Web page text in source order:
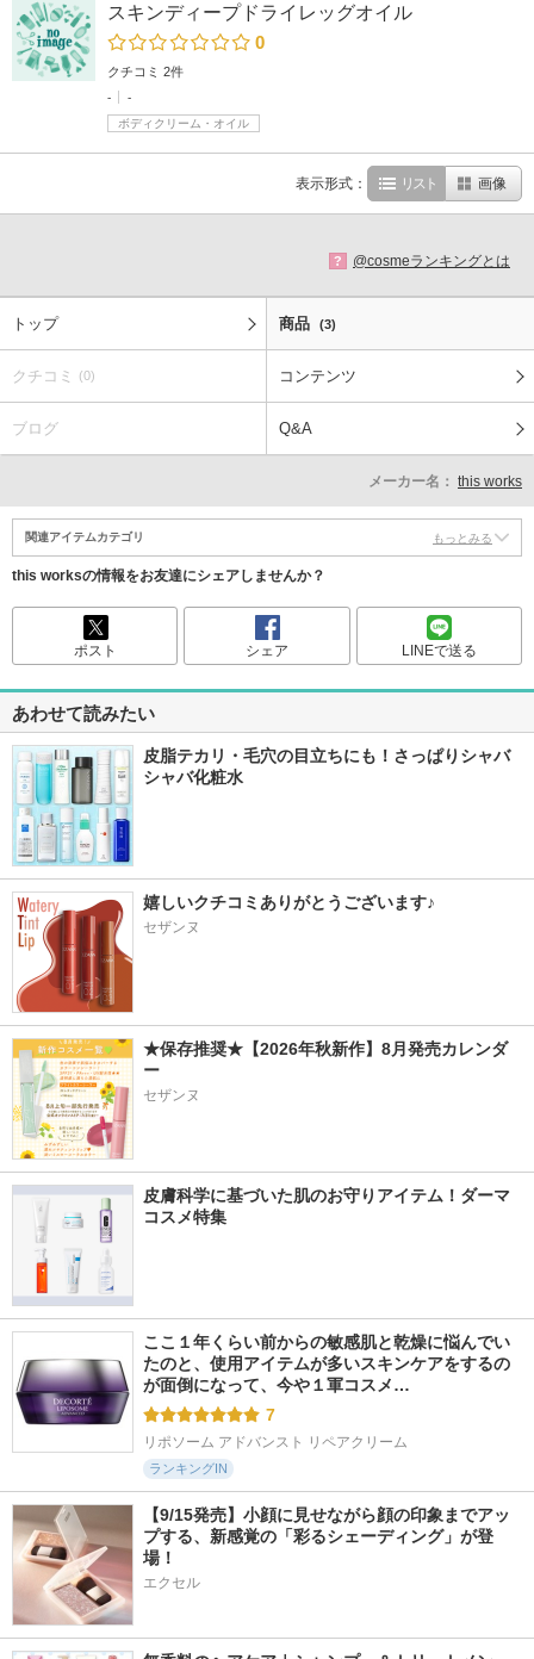
スキンディープドライレッグオイル
0
クチコミ 2件
-
-
ボディクリーム・オイル
表示形式： リスト 画像
? @cosmeランキングとは
トップ 商品 (3)
クチコミ (0) コンテンツ
ブログ Q&A
メーカー名： this works
関連アイテムカテゴリ もっとみる
this worksの情報をお友達にシェアしませんか？
ポスト シェア LINEで送る
あわせて読みたい
皮脂テカリ・毛穴の目立ちにも！さっぱりシャバ
シャバ化粧水
嬉しいクチコミありがとうございます♪
セザンヌ
★保存推奨★【2026年秋新作】8月発売カレンダ
ー
セザンヌ
皮膚科学に基づいた肌のお守りアイテム！ダーマ
コスメ特集
ここ１年くらい前からの敏感肌と乾燥に悩んでい
たのと、使用アイテムが多いスキンケアをするの
が面倒になって、今や１軍コスメ…
7
リポソーム アドバンスト リペアクリーム
ランキングIN
【9/15発売】小顔に見せながら顔の印象までアッ
プする、新感覚の「彩るシェーディング」が登
場！
エクセル